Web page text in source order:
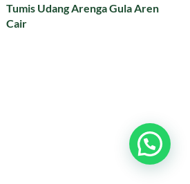
Tumis Udang Arenga Gula Aren
Cair